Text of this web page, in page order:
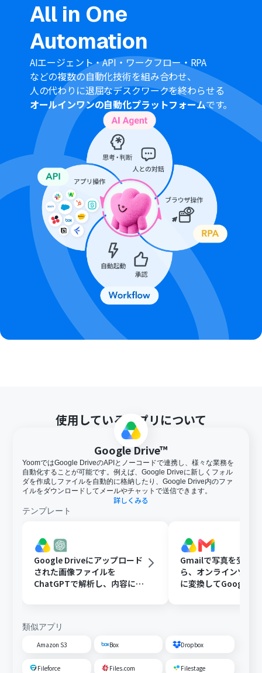
分岐機能では、ファイル名やファイル形式など、任意の条
含まれる場合のみ処理を実行する」といった設定が可能
です
Xeroで取引先情報を作成・更新するアクションでは、対
象としたいXeroアカウントのTenant IDを任意で設定して
ください
注意事項
Google Drive、XeroのそれぞれとYoomを連携してくだ
トリガーは5分、10分、15分、30分、60分の間隔で起動
間隔を選択できます。
プランによって最短の起動間隔が異なりますので、ご注意
ください。
OCRまたは音声を文字起こしするAIオペレーションはチ
ームプラン・サクセスプランでのみご利用いただける機能
となっております。フリープラン・ミニプランの場合は設
定しているフローボットのオペレーションはエラーとな
りますので、ご注意ください。
チームプランやサクセスプランなどの有料プランは、2週
間の無料トライアルを行うことが可能です。無料トライア
ル中には制限対象のアプリやAI機能（オペレーション）を
使用することができます。
OCRデータは6,500文字以上のデータや文字が小さい場合
などは読み取れない場合があるので、ご注意ください。
ダウンロード可能なファイル容量は最大300MBまでで
合は設定しているフローボットのオペレーションはエラ
ーとなりますので、ご注意ください。
ミニプランなどの有料プランは、2週間の無料トライアル
を行うことが可能です。無料トライアル中には制限対象の
アプリや機能（オペレーション）を使用することができ
ます。
All in One
Automation
AIエージェント・API・ワークフロー・RPA
などの複数の自動化技術を組み合わせ、
人の代わりに退屈なデスクワークを終わらせる
オールインワンの自動化プラットフォームです。
使用しているアプリについて
Google Drive™
YoomではGoogle DriveのAPIとノーコードで連携し、様々な業務を
自動化することが可能です。例えば、Google Driveに新しくフォル
ダを作成しファイルを自動的に格納したり、Google Drive内のファ
イルをダウンロードしてメールやチャットで送信できます。
詳しくみる
テンプレート
Google Driveにアップロード
された画像ファイルを
ChatGPTで解析し、内容に応
Gmailで写真を受け
ら、オンラインツー
に変換してGoogle
類似アプリ
Amazon S3 Box Dropbox
Fileforce Files.com Filestage